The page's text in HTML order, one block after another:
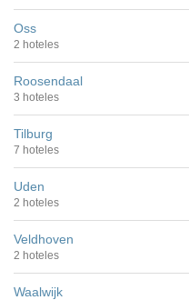
Oss
2 hoteles
Roosendaal
3 hoteles
Tilburg
7 hoteles
Uden
2 hoteles
Veldhoven
2 hoteles
Waalwijk